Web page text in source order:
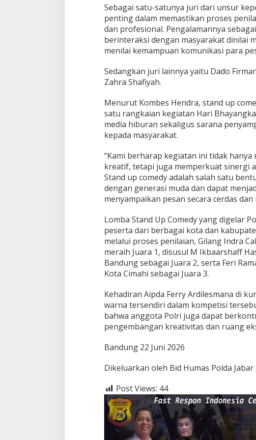
Sebagai satu-satunya juri dari unsur
penting dalam memastikan proses
dan profesional. Pengalamannya
berinteraksi dengan masyarakat dinilai
menilai kemampuan komunikasi para
Sedangkan juri lainnya yaitu Dado
Zahra Shafiyah.
Menurut Kombes Hendra, stand up
satu rangkaian kegiatan Hari
media hiburan sekaligus sarana
kepada masyarakat.
“Kami berharap kegiatan ini tidak
kreatif, tetapi juga memperkuat sinergi
Stand up comedy adalah salah satu
dengan generasi muda dan dapat
menyampaikan pesan secara cerdas
Lomba Stand Up Comedy yang digelar
peserta dari berbagai kota dan
melalui proses penilaian, Gilang Indra
meraih Juara 1, disusul M Ikbaarshaff
Bandung sebagai Juara 2, serta Feri
Kota Cimahi sebagai Juara 3.
Kehadiran Aipda Ferry Ardilesmana di
warna tersendiri dalam kompetisi
bahwa anggota Polri juga dapat
pengembangan kreativitas dan ruang
Bandung 22 Juni 2026
Dikeluarkan oleh Bid Humas Polda Jabar
Post Views: 44